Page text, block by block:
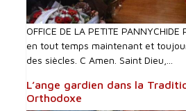
OFFICE DE LA PETITE
en tout temps maintenant et
des siècles. C Amen. Saint Dieu,...
L’ange gardien dans la
Orthodoxe